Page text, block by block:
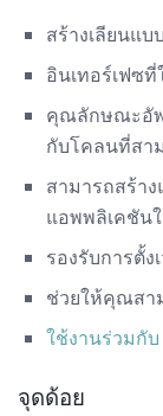
สร้างเลียนแ
อินเทอร์เฟซที่
คุณลักษณะอัพ
กับโคลนที่สา
สามารถสร้า
แอพพลิเคชัน
รองรับการตั้
ช่วยให้คุณสา
ใช้งานร่วมกั
จุดด้อย